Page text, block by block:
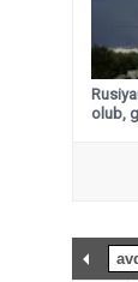
olub,